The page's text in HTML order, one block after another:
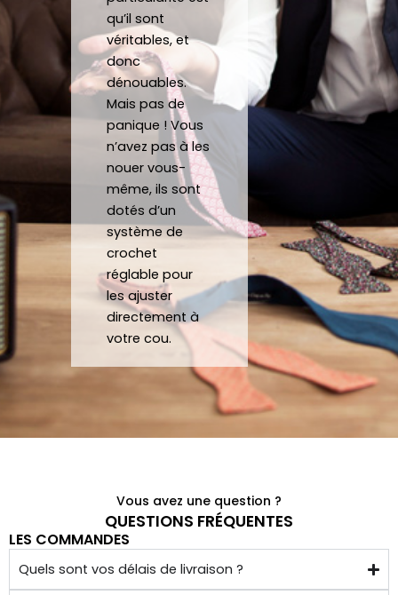
tes.
de
porte
r des
noeu
ds
papill
ons/
acce
es de
qualit
quelq
kilom
ètres
Je
reco
nde
!
Merci
beau
coup
à eux
encor
e!
qu’il sont
véritables, et
donc
dénouables.
Mais pas de
panique ! Vous
n’avez pas à les
nouer vous-
même, ils sont
dotés d’un
système de
crochet
réglable pour
les ajuster
directement à
votre cou.
Vous avez une question ?
QUESTIONS FRÉQUENTES
LES COMMANDES
Quels sont vos délais de livraison ?